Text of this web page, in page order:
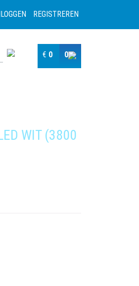
REGISTREREN
€ 0 0
WIT (3800